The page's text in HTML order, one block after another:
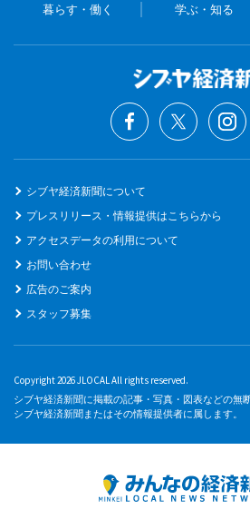
暮らす・働く 学ぶ・知る
シブヤ経済新聞について
プレスリリース・情報提供はこちらから
アクセスデータの利用について
お問い合わせ
広告のご案内
スタッフ募集
Copyright 2026 JLOCAL All rights reserved.
シブヤ経済新聞に掲載の記事・写真・図表などの無
シブヤ経済新聞またはその情報提供者に属します。